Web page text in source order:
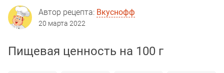
Автор рецепта: Вкуснофф
20 марта 2022
Пищевая ценность на 100 г